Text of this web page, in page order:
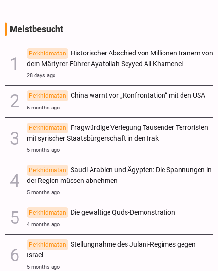
Meistbesucht
Perkhidmatan
Historischer Abschied von Millionen Iranern von
dem Märtyrer-Führer Ayatollah Seyyed Ali Khamenei
28 days ago
Perkhidmatan China warnt vor „Konfrontation“ mit den USA
5 months ago
Perkhidmatan
Fragwürdige Verlegung Tausender Terroristen
mit syrischer Staatsbürgerschaft in den Irak
5 months ago
Perkhidmatan
Saudi-Arabien und Ägypten: Die Spannungen in
der Region müssen abnehmen
5 months ago
Perkhidmatan Die gewaltige Quds-Demonstration
4 months ago
Perkhidmatan
Stellungnahme des Julani-Regimes gegen
Israel
5 months ago